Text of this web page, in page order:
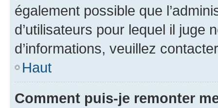
également possible que
d’utilisateurs pour lequel il juge
d’informations, veuillez
Haut
Comment puis-je remonter